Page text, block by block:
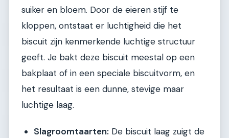
suiker en bloem. Door de eieren stijf te
kloppen, ontstaat er luchtigheid die het
biscuit zijn kenmerkende luchtige structuur
geeft. Je bakt deze biscuit meestal op een
bakplaat of in een speciale biscuitvorm, en
het resultaat is een dunne, stevige maar
luchtige laag.
Slagroomtaarten: De biscuit laag zuigt de